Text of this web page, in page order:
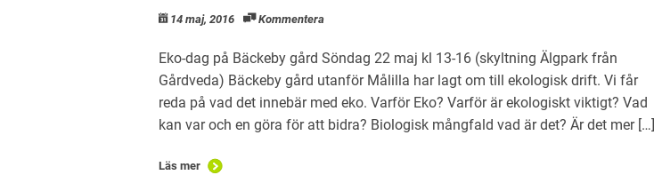
14 maj, 2016 Kommentera
Eko-dag på Bäckeby gård Söndag 22 maj kl 13-16 (skyltning Älgpark från
Gårdveda) Bäckeby gård utanför Målilla har lagt om till ekologisk drift. Vi får
reda på vad det innebär med eko. Varför Eko? Varför är ekologiskt viktigt? Vad
kan var och en göra för att bidra? Biologisk mångfald vad är det? Är det mer […]
Läs mer